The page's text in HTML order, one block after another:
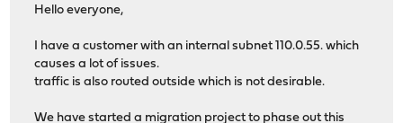
Hello everyone,
I have a customer with an internal subnet 110.0.55. which
causes a lot of issues.
traffic is also routed outside which is not desirable.
We have started a migration project to phase out this